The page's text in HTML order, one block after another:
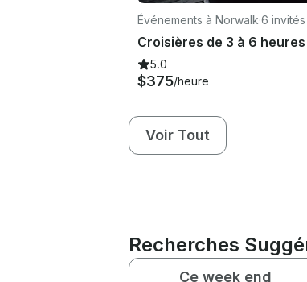
Événements à Norwalk·6 invités
5.0
$375/heure
Voir Tout
Recherches
Ce week end